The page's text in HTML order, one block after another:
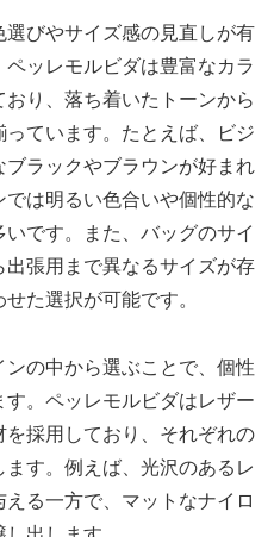
選びやサイズ感の見直しが有
ッレモルビダは豊富なカラ
り、落ち着いたトーンから
ています。たとえば、ビジ
ラックやブラウンが好まれ
は明るい色合いや個性的な
です。また、バッグのサイ
張用まで異なるサイズが存
た選択が可能です。
の中から選ぶことで、個性
。ペッレモルビダはレザー
採用しており、それぞれの
す。例えば、光沢のあるレ
る一方で、マットなナイロ